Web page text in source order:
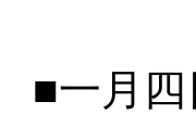
■一月